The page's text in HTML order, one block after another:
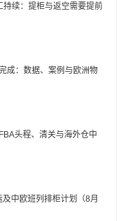
续：提柜与返空需要提前
成：数据、案例与欧洲物
头程、清关与海外仓中
中欧班列排柜计划（8月